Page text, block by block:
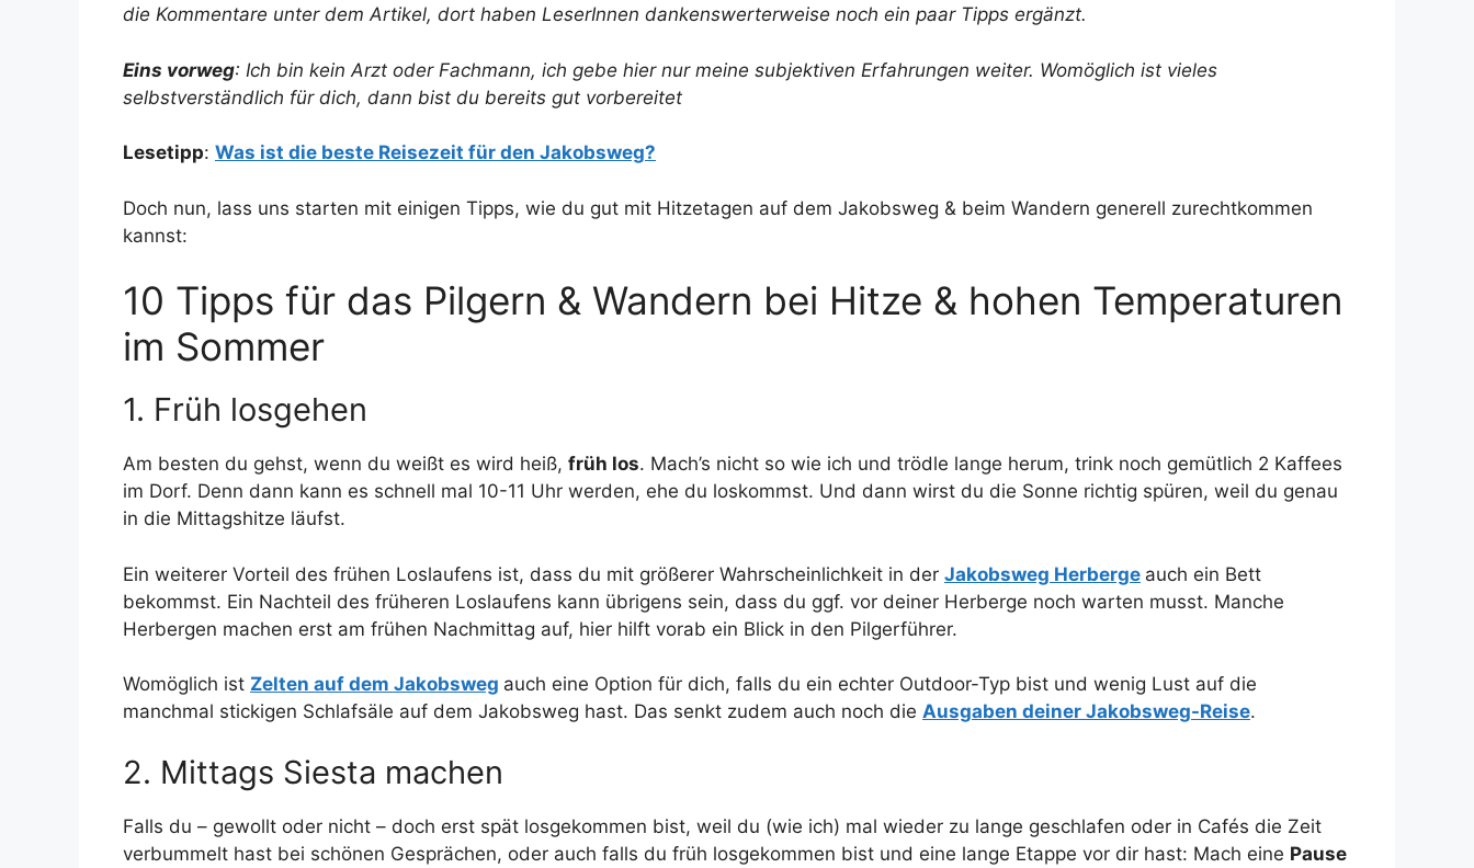
die Kommentare unter dem Artikel, dort haben LeserInnen dankenswerterweise noch ein paar Tipps ergänzt.
Eins vorweg: Ich bin kein Arzt oder Fachmann, ich gebe hier nur meine subjektiven Erfahrungen weiter. Womöglich ist vieles
selbstverständlich für dich, dann bist du bereits gut vorbereitet
Lesetipp: Was ist die beste Reisezeit für den Jakobsweg?
Doch nun, lass uns starten mit einigen Tipps, wie du gut mit Hitzetagen auf dem Jakobsweg & beim Wandern generell zurechtkommen
kannst:
10 Tipps für das Pilgern & Wandern bei Hitze & hohen Temperaturen
im Sommer
1. Früh losgehen
Am besten du gehst, wenn du weißt es wird heiß, früh los. Mach’s nicht so wie ich und trödle lange herum, trink noch gemütlich 2 Kaffees
im Dorf. Denn dann kann es schnell mal 10-11 Uhr werden, ehe du loskommst. Und dann wirst du die Sonne richtig spüren, weil du genau
in die Mittagshitze läufst.
Ein weiterer Vorteil des frühen Loslaufens ist, dass du mit größerer Wahrscheinlichkeit in der Jakobsweg Herberge auch ein Bett
bekommst. Ein Nachteil des früheren Loslaufens kann übrigens sein, dass du ggf. vor deiner Herberge noch warten musst. Manche
Herbergen machen erst am frühen Nachmittag auf, hier hilft vorab ein Blick in den Pilgerführer.
Womöglich ist Zelten auf dem Jakobsweg auch eine Option für dich, falls du ein echter Outdoor-Typ bist und wenig Lust auf die
manchmal stickigen Schlafsäle auf dem Jakobsweg hast. Das senkt zudem auch noch die Ausgaben deiner Jakobsweg-Reise.
2. Mittags Siesta machen
Falls du – gewollt oder nicht – doch erst spät losgekommen bist, weil du (wie ich) mal wieder zu lange geschlafen oder in Cafés die Zeit
verbummelt hast bei schönen Gesprächen, oder auch falls du früh losgekommen bist und eine lange Etappe vor dir hast: Mach eine Pause